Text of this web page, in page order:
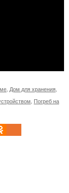
Дом для хранения
Погреб на